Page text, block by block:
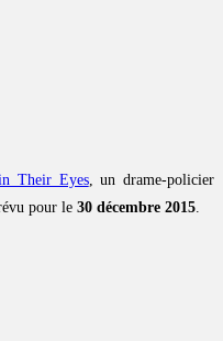
Their Eyes, un drame-policier
pour le 30 décembre 2015.